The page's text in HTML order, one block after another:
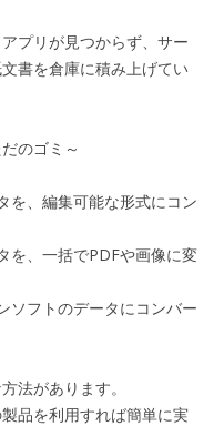
プリが見つからず、サー
書を倉庫に積み上げてい
のゴミ～
を、編集可能な形式にコン
を、一括でPDFや画像に変
ソフトのデータにコンバー
法があります。
品を利用すれば簡単に実